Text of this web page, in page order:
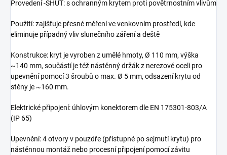
Provedení -SHUT: s ochranným krytem proti povětrnostním vlivům
Použití: zajišťuje přesné měření ve venkovním prostředí, kde
eliminuje případný vliv slunečního záření a deště
Konstrukce: kryt je vyroben z umělé hmoty, Ø 110 mm, výška
~140 mm, součástí je též nástěnný držák z nerezové oceli pro
upevnění pomocí 3 šroubů o max. Ø 5 mm, odsazení krytu od
stěny je ~160 mm.
Elektrické připojení: úhlovým konektorem dle EN 175301-803/A
(IP 65)
Upevnění: 4 otvory v pouzdře (přístupné po sejmutí krytu) pro
nástěnnou montáž nebo procesní připojení pomocí závitu